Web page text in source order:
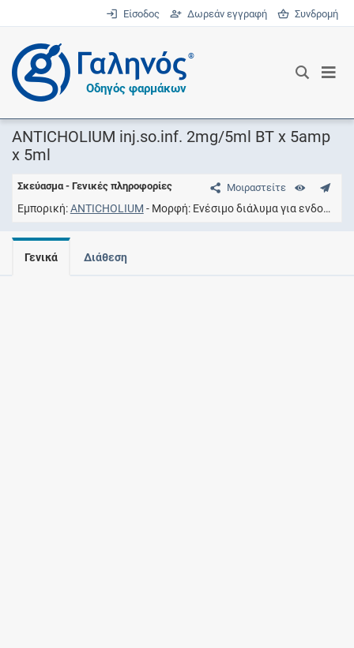
Είσοδος Δωρεάν εγγραφή Συνδρομή
®
Οδηγός φαρμάκων
ANTICHOLIUM inj.so.inf. 2mg/5ml BT x 5amp
x 5ml
Μοιραστείτε
Σκεύασμα - Γενικές πληροφορίες
Εμπορική ANTICHOLIUM Μορφή Ενέσιμο διάλυμα για ενδοφλέβια έγχυση
Γενικά Διάθεση